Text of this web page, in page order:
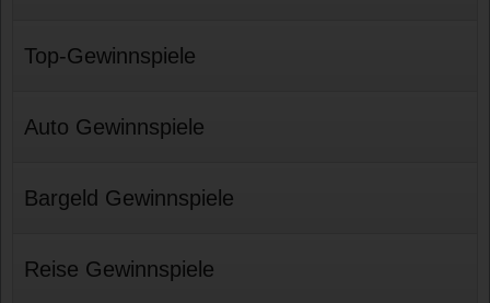
Top-Gewinnspiele
Auto Gewinnspiele
Bargeld Gewinnspiele
Reise Gewinnspiele